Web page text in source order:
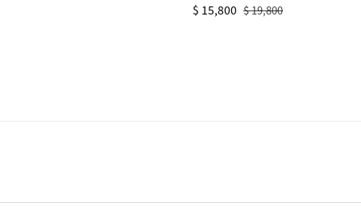
Sale
$ 15,800 Regular
$ 19,800